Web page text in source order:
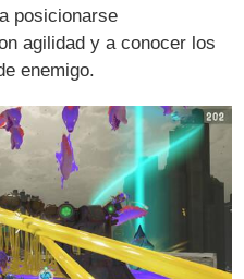
posicionarse
agilidad y a conocer los
enemigo.